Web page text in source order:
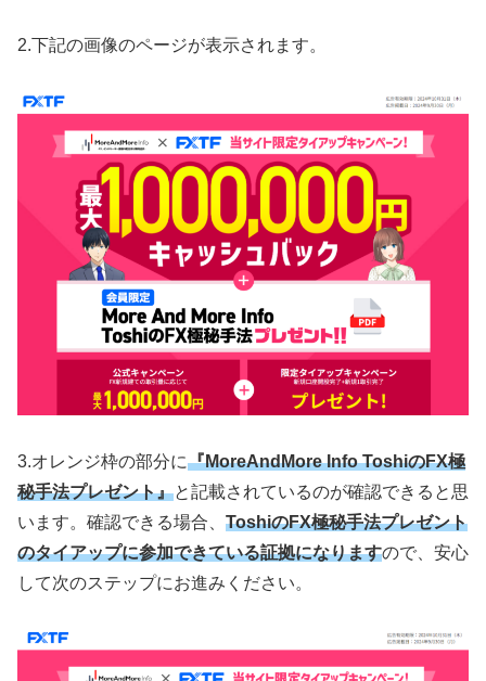
2.下記の画像のページが表示されます。
3.オレンジ枠の部分に『MoreAndMore Info ToshiのFX極
秘手法プレゼント』と記載されているのが確認できると思
います。確認できる場合、 ToshiのFX極秘手法プレゼント
のタイアップに参加できている証拠になりますので、安心
して次のステップにお進みください。